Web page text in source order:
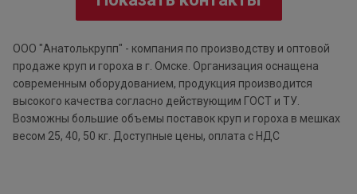
ООО "Анатолькрупп" - компания по производству и оптовой
продаже круп и гороха в г. Омске. Организация оснащена
современным оборудованием, продукция производится
высокого качества согласно действующим ГОСТ и ТУ.
Возможны большие объемы поставок круп и гороха в мешках
весом 25, 40, 50 кг. Доступные цены, оплата с НДС